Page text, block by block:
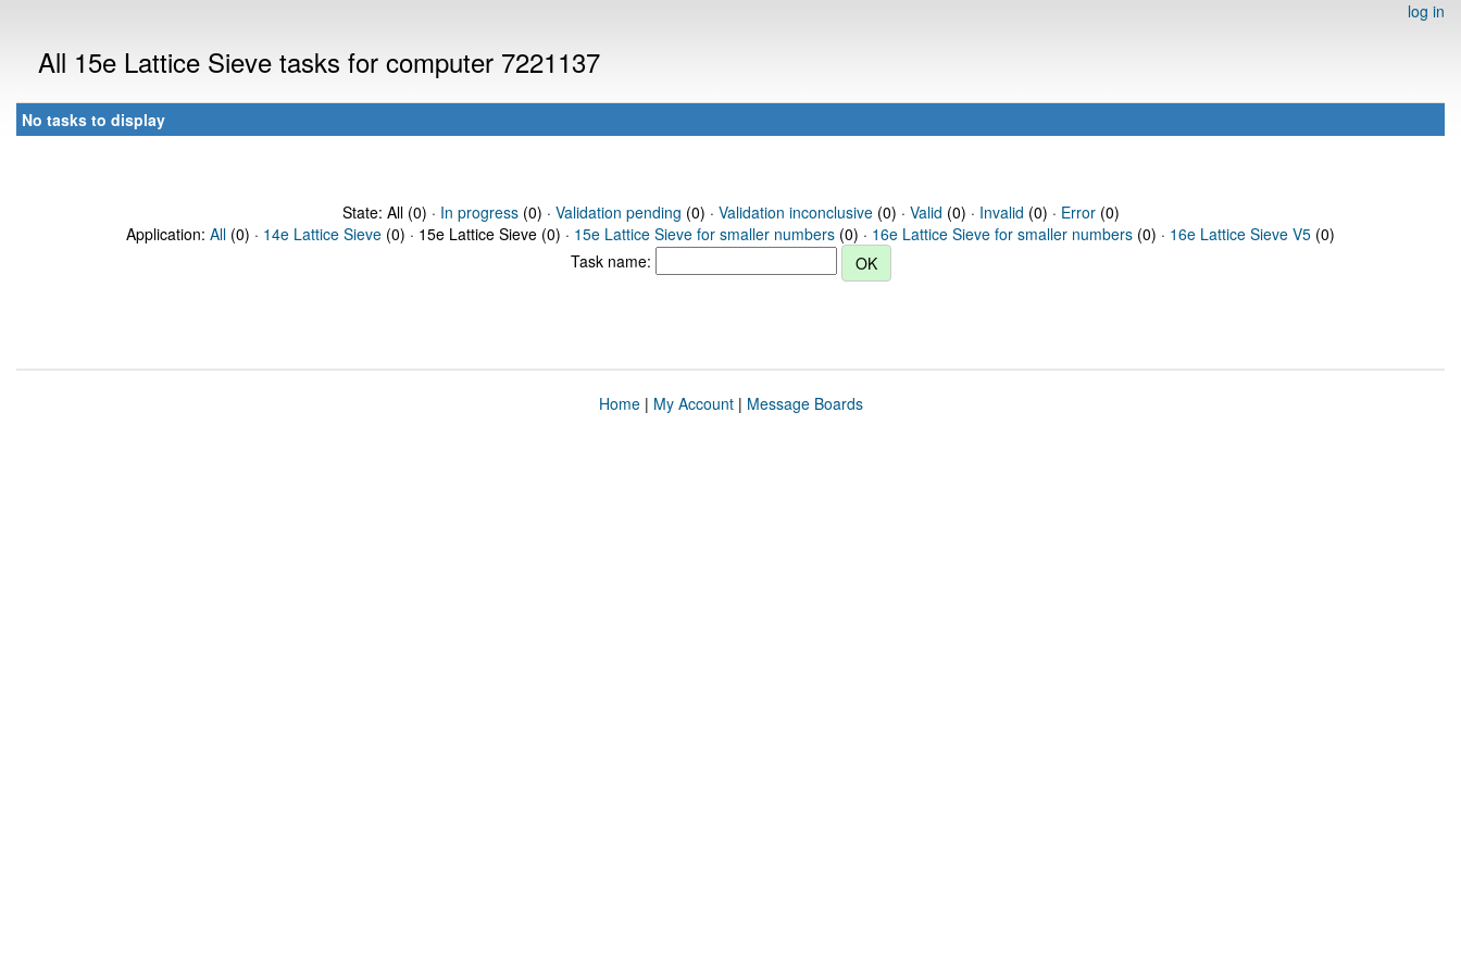
log in
All 15e Lattice Sieve tasks for computer 7221137
No tasks to display
State: All (0) · In progress(0) · Validation pending (0) · Validation inconclusive(0) · Valid (0) · Invalid (0) · Error(0)
Application: All (0) · 14e Lattice Sieve (0) · 15e Lattice Sieve (0) · 15e Lattice Sieve for smaller numbers (0) · 16e Lattice Sieve for smaller numbers (0) · 16e Lattice Sieve V5 (0)
Task name:
Home| My Account| Message Boards